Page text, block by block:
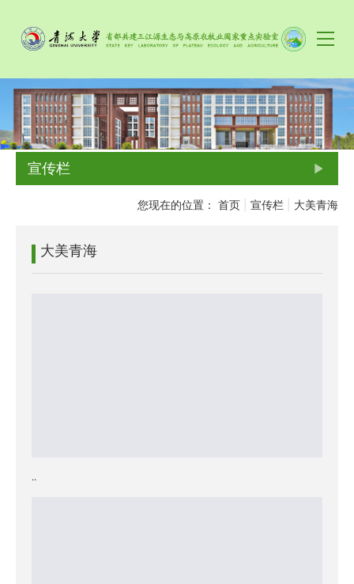
宣传栏
您现在的位置： 首页 宣传栏 大美青海
大美青海
..